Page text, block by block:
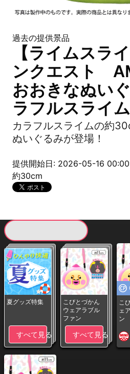
過去の提供景品
【ライムスラ
ンクエスト
おおきなぬい
ラフルスライ
カラフルスライムの約
ぬいぐるみが登場！
提供開始日: 2026-05-16
約30cm
夏グッズ特集
すべて見る
こびとづかん
ウェアラブル
ファン
すべて見る
こ
ェ
ン